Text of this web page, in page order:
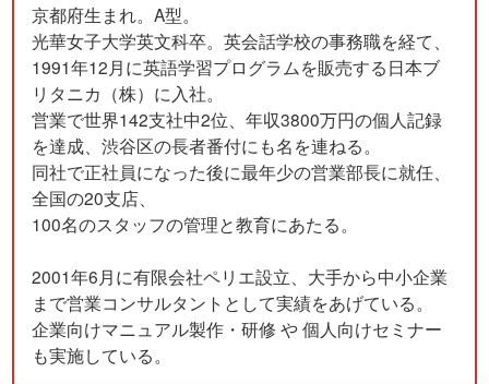
京都府生まれ。A型。
光華女子大学英文科卒。英会話学校の事務職を経て、
1991年12月に英語学習プログラムを販売する日本ブ
リタニカ（株）に入社。
営業で世界142支社中2位、年収3800万円の個人記録
を達成、渋谷区の長者番付にも名を連ねる。
同社で正社員になった後に最年少の営業部長に就任、
全国の20支店、
100名のスタッフの管理と教育にあたる。
2001年6月に有限会社ペリエ設立、大手から中小企業
まで営業コンサルタントとして実績をあげている。
企業向けマニュアル製作・研修 や 個人向けセミナー
も実施している。